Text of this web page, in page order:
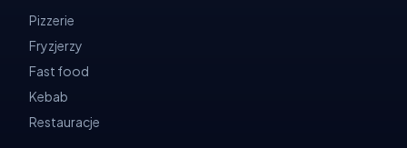
Pizzerie
Fryzjerzy
Fast food
Kebab
Restauracje